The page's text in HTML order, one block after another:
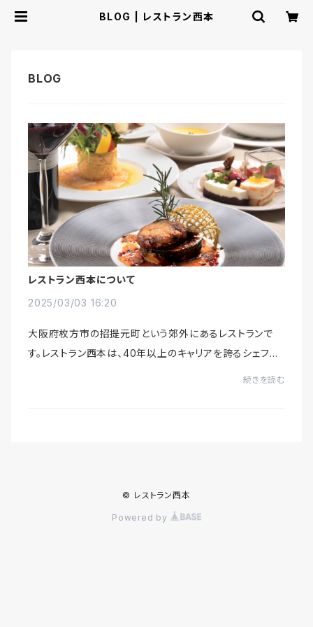
BLOG | レストラン西本
レストラン西本について
2025/03/03 16:20
大阪府枚方市の招提元町という郊外にあるレストランで
す。レストラン西本は、40年以上のキャリアを誇るシェフの
続きを読む
© レストラン西本
Powered by